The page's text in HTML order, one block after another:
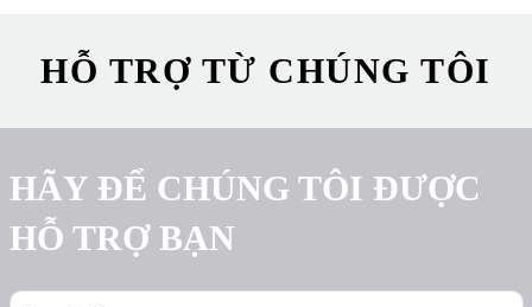
HỖ TRỢ TỪ CHÚNG TÔI
HÃY ĐỂ CHÚNG TÔI ĐƯỢC
HỖ TRỢ BẠN